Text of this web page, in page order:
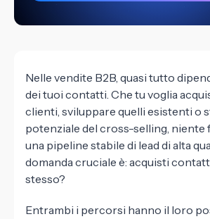
Nelle vendite B2B, quasi tutto
dei tuoi contatti. Che tu voglia
clienti, sviluppare quelli esistenti o
potenziale del cross-selling, niente
una pipeline stabile di lead di alta
domanda cruciale è: acquisti
stesso?
Entrambi i percorsi hanno il loro